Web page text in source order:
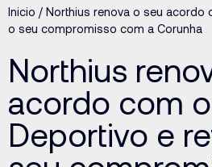
Inicio / Northius renova o seu acordo
o seu compromisso com a Corunha
Northius
acordo com o
Deportivo e